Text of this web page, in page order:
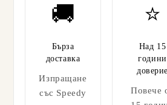
🚚
Бърза
доставка
Изпращане
със Speedy
⭐
Над 15
години
Повече